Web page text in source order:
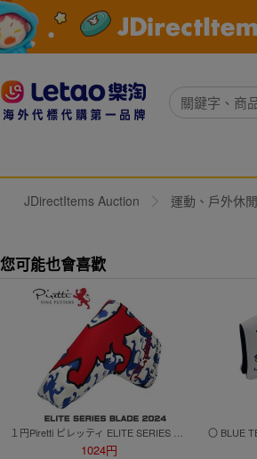
JDirectItems Auction 運動、戶外休閒
您可能也會喜歡
1024円